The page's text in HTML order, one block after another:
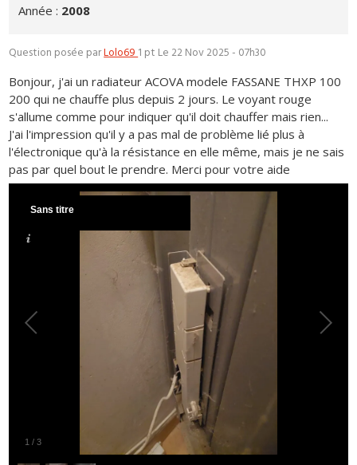
Année : 2008
Question posée parLolo691 pt Le 22 Nov 2025 - 07h30
Bonjour, j'ai un radiateur ACOVA modele FASSANE THXP 100
200 qui ne chauffe plus depuis 2 jours. Le voyant rouge
s'allume comme pour indiquer qu'il doit chauffer mais rien...
J'ai l'impression qu'il y a pas mal de problème lié plus à
l'électronique qu'à la résistance en elle même, mais je ne sais
pas par quel bout le prendre. Merci pour votre aide
1 /3
Sans titre